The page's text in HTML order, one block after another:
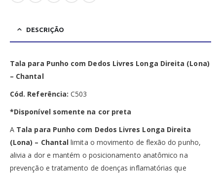
DESCRIÇÃO
Tala para Punho com Dedos Livres Longa Direita (Lona)
– Chantal
Cód. Referência:C503
*Disponível somente na cor preta
A Tala para Punho com Dedos Livres Longa Direita
(Lona) – Chantal limita o movimento de flexão do punho,
alivia a dor e mantém o posicionamento anatômico na
prevenção e tratamento de doenças inflamatórias que